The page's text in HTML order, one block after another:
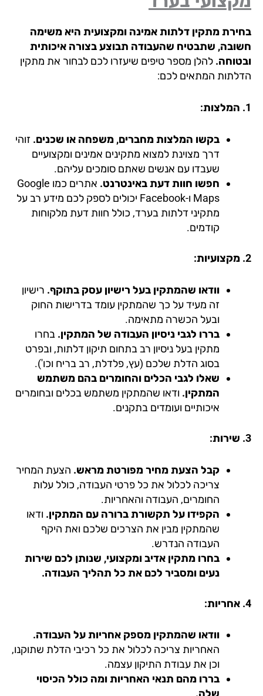
מתקין דלתות אמינה ומקצועית היא משימה
שתבטיח שהעבודה תבוצע בצורה איכותית
להלן מספר טיפים שיעזרו לכם לבחור את מתקין
המתאים לכם:
בקשו המלצות מחברים, משפחה או שכנים.זוהי
דרך מצוינת למצוא מתקינים אמינים ומקצועיים
שעבדו עם אנשים שאתם סומכים עליהם.
חפשו חוות דעת באינטרנט.
אתרים כמו Google
Maps ו-Facebook יכולים לספק לכם מידע רב על
מתקיני דלתות בערד, כולל חוות דעת מלקוחות
קודמים.
וודאו שהמתקין בעל רישיון עסק בתוקף.רישיון
זה מעיד על כך שהמתקין עומד בדרישות החוק
ובעל הכשרה מתאימה.
בררו לגבי ניסיון העבודה של המתקין.בחרו
מתקין בעל ניסיון רב בתחום תיקון דלתות, ובפרט
בסוג הדלת שלכם (עץ, פלדלת, רב בריח וכו').
שאלו לגבי הכלים והחומרים בהם משתמש
המתקין.ודאו שהמתקין משתמש בכלים ובחומרים
איכותיים ועומדים בתקנים.
קבל הצעת מחיר מפורטת מראש.הצעת המחיר
צריכה לכלול את כל פרטי העבודה, כולל עלות
החומרים, העבודה והאחריות.
הקפידו על תקשורת ברורה עם המתקין.ודאו
שהמתקין מבין את הצרכים שלכם ואת היקף
העבודה הנדרש.
בחרו מתקין אדיב ומקצועי, שנותן לכם שירות
נעים ומסביר לכם את כל תהליך העבודה.
וודאו שהמתקין מספק אחריות על העבודה.
האחריות צריכה לכלול את כל רכיבי הדלת שתוקנו,
וכן את עבודת התיקון עצמה.
בררו מהם תנאי האחריות ומה כולל הכיסוי